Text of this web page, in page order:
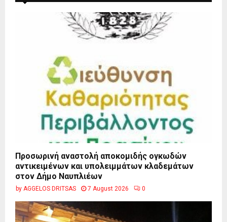
Προσωρινή αναστολή αποκομιδής ογκωδών
αντικειμένων και υπολειμμάτων κλαδεμάτων
στον Δήμο Ναυπλιέων
by AGGELOS DRITSAS 7 August 2026 0